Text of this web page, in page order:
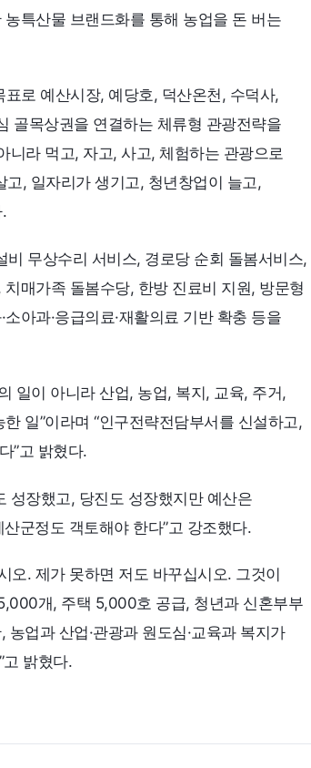
특산물 브랜드화를 통해 농업을 돈 버는
로 예산시장, 예당호, 덕산온천, 수덕사,
골목상권을 연결하는 체류형 관광전략을
니라 먹고, 자고, 사고, 체험하는 관광으로
고, 일자리가 생기고, 청년창업이 늘고,
무상수리 서비스, 경로당 순회 돌봄서비스,
매가족 돌봄수당, 한방 진료비 지원, 방문형
아과·응급의료·재활의료 기반 확충 등을
일이 아니라 산업, 농업, 복지, 교육, 주거,
일”이라며 “인구전략전담부서를 신설하고,
”고 밝혔다.
성장했고, 당진도 성장했지만 예산은
군정도 객토해야 한다”고 강조했다.
오. 제가 못하면 저도 바꾸십시오. 그것이
개, 주택 5,000호 공급, 청년과 신혼부부
업과 산업·관광과 원도심·교육과 복지가
고 밝혔다.